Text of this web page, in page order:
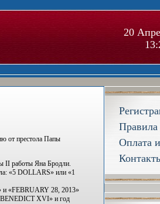
20
от престола Папы
II работы Яна Бродли.
«5 DOLLARS» или «1
и «FEBRUARY 28, 2013»
BENEDICT XVI» и год
Правила
Оплата